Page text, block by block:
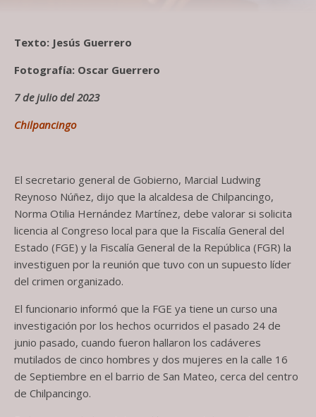
Texto: Jesús Guerrero
Fotografía: Oscar Guerrero
7 de julio del 2023
Chilpancingo
El secretario general de Gobierno, Marcial Ludwing
Reynoso Núñez, dijo que la alcaldesa de Chilpancingo,
Norma Otilia Hernández Martínez, debe valorar si solicita
licencia al Congreso local para que la Fiscalía General del
Estado (FGE) y la Fiscalía General de la República (FGR) la
investiguen por la reunión que tuvo con un supuesto líder
del crimen organizado.
El funcionario informó que la FGE ya tiene un curso una
investigación por los hechos ocurridos el pasado 24 de
junio pasado, cuando fueron hallaron los cadáveres
mutilados de cinco hombres y dos mujeres en la calle 16
de Septiembre en el barrio de San Mateo, cerca del centro
de Chilpancingo.